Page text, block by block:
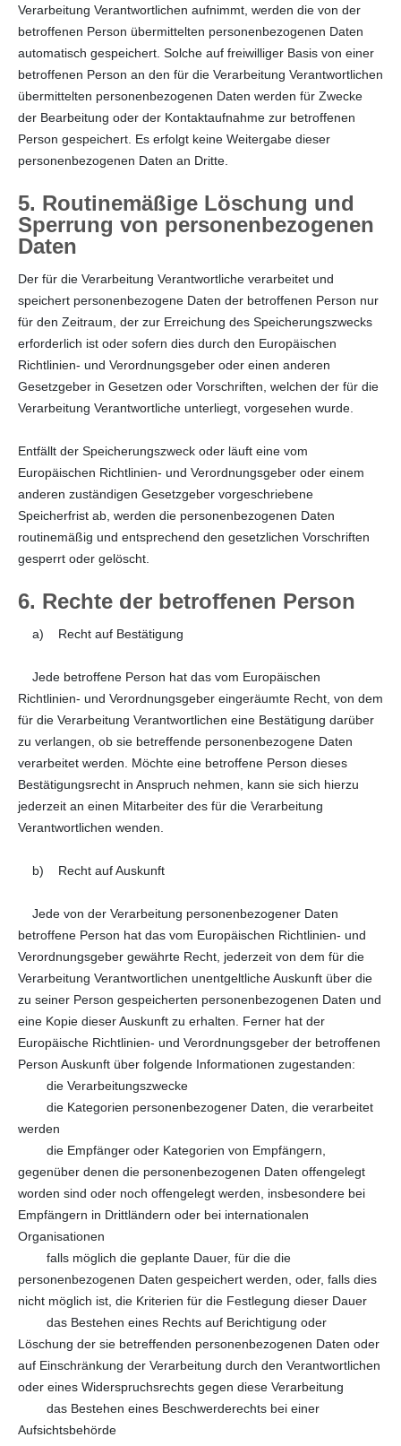
Verarbeitung Verantwortlichen aufnimmt, werden die von der
betroffenen Person übermittelten personenbezogenen Daten
automatisch gespeichert. Solche auf freiwilliger Basis von einer
betroffenen Person an den für die Verarbeitung Verantwortlichen
übermittelten personenbezogenen Daten werden für Zwecke
der Bearbeitung oder der Kontaktaufnahme zur betroffenen
Person gespeichert. Es erfolgt keine Weitergabe dieser
personenbezogenen Daten an Dritte.
5. Routinemäßige Löschung und
Sperrung von personenbezogenen
Daten
Der für die Verarbeitung Verantwortliche verarbeitet und
speichert personenbezogene Daten der betroffenen Person nur
für den Zeitraum, der zur Erreichung des Speicherungszwecks
erforderlich ist oder sofern dies durch den Europäischen
Richtlinien- und Verordnungsgeber oder einen anderen
Gesetzgeber in Gesetzen oder Vorschriften, welchen der für die
Verarbeitung Verantwortliche unterliegt, vorgesehen wurde.
Entfällt der Speicherungszweck oder läuft eine vom
Europäischen Richtlinien- und Verordnungsgeber oder einem
anderen zuständigen Gesetzgeber vorgeschriebene
Speicherfrist ab, werden die personenbezogenen Daten
routinemäßig und entsprechend den gesetzlichen Vorschriften
gesperrt oder gelöscht.
6. Rechte der betroffenen Person
a) Recht auf Bestätigung
Jede betroffene Person hat das vom Europäischen
Richtlinien- und Verordnungsgeber eingeräumte Recht, von dem
für die Verarbeitung Verantwortlichen eine Bestätigung darüber
zu verlangen, ob sie betreffende personenbezogene Daten
verarbeitet werden. Möchte eine betroffene Person dieses
Bestätigungsrecht in Anspruch nehmen, kann sie sich hierzu
jederzeit an einen Mitarbeiter des für die Verarbeitung
Verantwortlichen wenden.
b) Recht auf Auskunft
Jede von der Verarbeitung personenbezogener Daten
betroffene Person hat das vom Europäischen Richtlinien- und
Verordnungsgeber gewährte Recht, jederzeit von dem für die
Verarbeitung Verantwortlichen unentgeltliche Auskunft über die
zu seiner Person gespeicherten personenbezogenen Daten und
eine Kopie dieser Auskunft zu erhalten. Ferner hat der
Europäische Richtlinien- und Verordnungsgeber der betroffenen
Person Auskunft über folgende Informationen zugestanden:
die Verarbeitungszwecke
die Kategorien personenbezogener Daten, die verarbeitet
werden
die Empfänger oder Kategorien von Empfängern,
gegenüber denen die personenbezogenen Daten offengelegt
worden sind oder noch offengelegt werden, insbesondere bei
Empfängern in Drittländern oder bei internationalen
Organisationen
falls möglich die geplante Dauer, für die die
personenbezogenen Daten gespeichert werden, oder, falls dies
nicht möglich ist, die Kriterien für die Festlegung dieser Dauer
das Bestehen eines Rechts auf Berichtigung oder
Löschung der sie betreffenden personenbezogenen Daten oder
auf Einschränkung der Verarbeitung durch den Verantwortlichen
oder eines Widerspruchsrechts gegen diese Verarbeitung
das Bestehen eines Beschwerderechts bei einer
Aufsichtsbehörde